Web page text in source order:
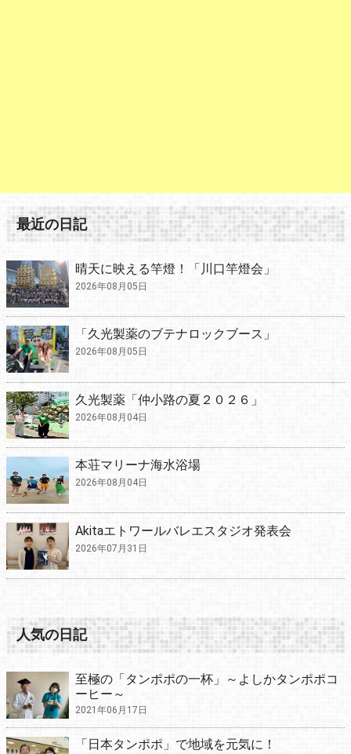
最近の日記
晴天に映える竿燈！「川口竿燈会」
2026年08月05日
「久光製薬のブテナロックブース」
2026年08月05日
久光製薬「仲小路の夏２０２６」
2026年08月04日
本荘マリーナ海水浴場
2026年08月04日
Akitaエトワールバレエスタジオ発表会
2026年07月31日
人気の日記
至極の「タンポポの一杯」～よしかタンポポコ
ーヒー～
2021年06月17日
「日本タンポポ」で地域を元気に！